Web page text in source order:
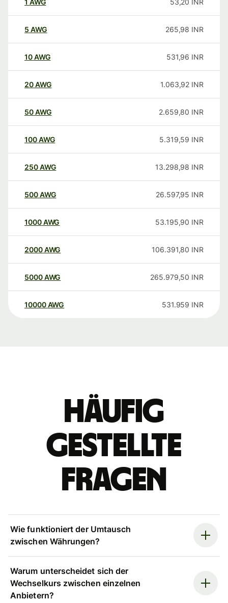
1 AWG 53,20 INR
5 AWG 265,98 INR
10AWG 531,96 INR
20AWG 1.063,92 INR
50AWG 2.659,80 INR
100AWG 5.319,59 INR
250AWG 13.298,98 INR
500AWG 26.597,95 INR
1000AWG 53.195,90 INR
2000AWG 106.391,80 INR
5000AWG 265.979,50 INR
10000 AWG 531.959 INR
Häufig
gestellte
Fragen
Wie funktioniert der Umtausch
zwischen Währungen?
Warum unterscheidet sich der
Wechselkurs zwischen einzelnen
Anbietern?